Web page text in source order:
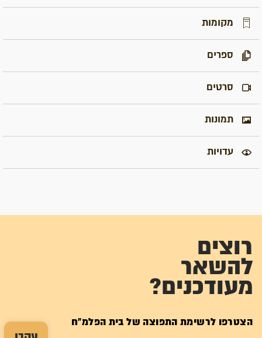
מקומות
ספרים
סרטים
תמונות
עדויות
רוצים
להשאר
מעודכנים?
הצטרפו לרשימת התפוצה של בית הפלמ"ח